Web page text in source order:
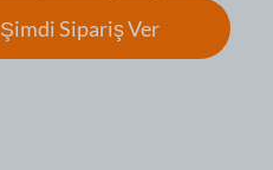
Şimdi Sipariş Ver